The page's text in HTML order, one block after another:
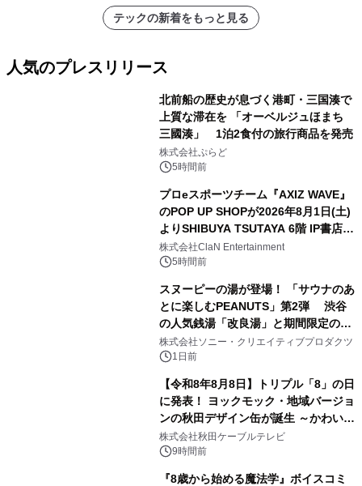
アーティストを フィーチャーしたアニ
メーションを公開～
テックの新着をもっと見る
人気のプレスリリース
北前船の歴史が息づく港町・三国湊で
上質な滞在を 「オーベルジュほまち
三國湊」 1泊2食付の旅行商品を発売
株式会社ぷらど
5時間前
プロeスポーツチーム『AXIZ WAVE』
のPOP UP SHOPが2026年8月1日(土)
よりSHIBUYA TSUTAYA 6階 IP書店で
開催決定！！
株式会社ClaN Entertainment
5時間前
スヌーピーの湯が登場！ 「サウナのあ
とに楽しむPEANUTS」第2弾 渋谷
の人気銭湯「改良湯」と期間限定のコ
ラボレーション サウナイキタイコラ
ボグッズも発売決定！
株式会社ソニー・クリエイティブプロダクツ
1日前
【令和8年8月8日】トリプル「8」の日
に発表！ ヨックモック・地域バージョ
ンの秋田デザイン缶が誕生 ～かわいい
秋田犬の子犬と秋田の四季と名所を巡
るパッケージ～ 9月1日(火)秋田県内で
株式会社秋田ケーブルテレビ
9時間前
『8歳から始める魔法学』ボイスコミ